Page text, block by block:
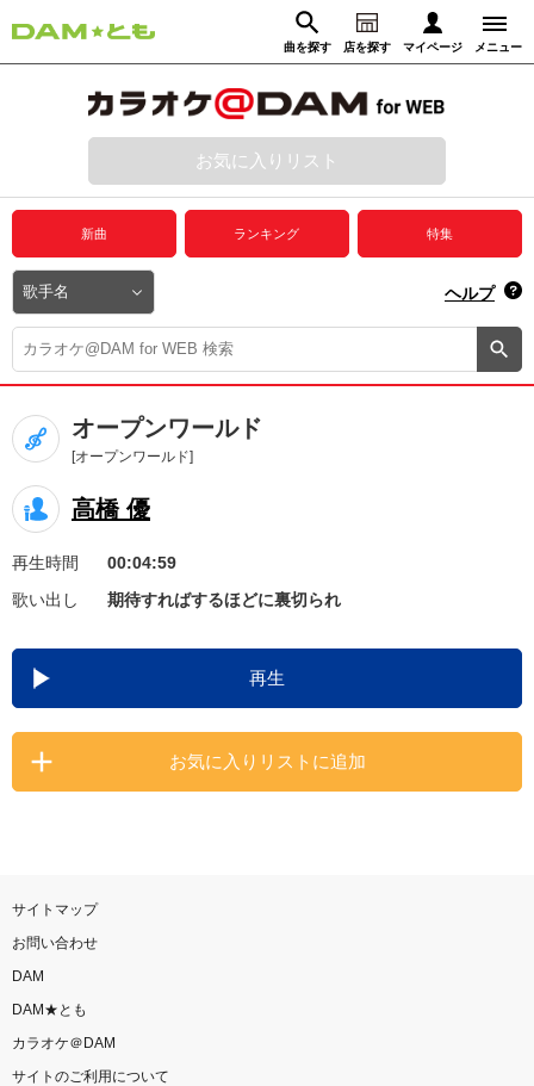
曲を探す 店を探す マイページ メニュー
動画からさがす 録音からさがす
ログイン
プレミアムサービス
DAM★とも動画
DAM★とも録音
カラオケ＠DAM
ユーザー検索
キャンペーン
お知らせ よくあるご質問
DAMの新曲・ランキングなど
カラオケ最新情報をチェック！
お気に入りリスト
新曲 ランキング 特集
ヘルプ
オープンワールド
[オープンワールド]
高橋 優
再生時間
00:04:59
歌い出し
期待すればするほどに裏切られ
再生
お気に入りリストに追加
サイトマップ
お問い合わせ
DAM
DAM★とも
カラオケ＠DAM
サイトのご利用について